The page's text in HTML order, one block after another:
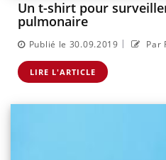
Un t-shirt pour
pulmonaire
Publié le 30.09.2019 | Par
LIRE L'ARTICLE